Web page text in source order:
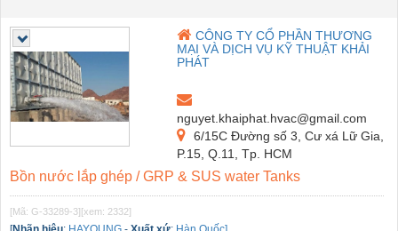
CÔNG TY CỔ PHẦN THƯƠNG
MẠI VÀ DỊCH VỤ KỸ THUẬT KHẢI
PHÁT
nguyet.khaiphat.hvac@gmail.com
6/15C Đường số 3, Cư xá Lữ Gia,
P.15, Q.11, Tp. HCM
Bồn nước lắp ghép / GRP & SUS water Tanks
[Mã: G-33289-3][xem: 2332]